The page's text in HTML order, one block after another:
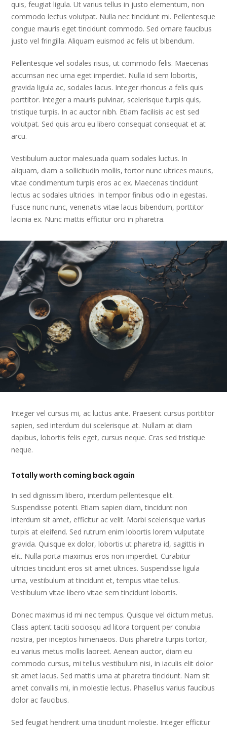
quis, feugiat ligula. Ut varius tellus in justo elementum, non
commodo lectus volutpat. Nulla nec tincidunt mi. Pellentesque
congue mauris eget tincidunt commodo. Sed ornare faucibus
justo vel fringilla. Aliquam euismod ac felis ut bibendum.
Pellentesque vel sodales risus, ut commodo felis. Maecenas
accumsan nec urna eget imperdiet. Nulla id sem lobortis,
gravida ligula ac, sodales lacus. Integer rhoncus a felis quis
porttitor. Integer a mauris pulvinar, scelerisque turpis quis,
tristique turpis. In ac auctor nibh. Etiam facilisis ac est sed
volutpat. Sed quis arcu eu libero consequat consequat et at
arcu.
Vestibulum auctor malesuada quam sodales luctus. In
aliquam, diam a sollicitudin mollis, tortor nunc ultrices mauris,
vitae condimentum turpis eros ac ex. Maecenas tincidunt
lectus ac sodales ultricies. In tempor finibus odio in egestas.
Fusce nunc nunc, venenatis vitae lacus bibendum, porttitor
lacinia ex. Nunc mattis efficitur orci in pharetra.
Integer vel cursus mi, ac luctus ante. Praesent cursus porttitor
sapien, sed interdum dui scelerisque at. Nullam at diam
dapibus, lobortis felis eget, cursus neque. Cras sed tristique
neque.
Totally worth coming back again
In sed dignissim libero, interdum pellentesque elit.
Suspendisse potenti. Etiam sapien diam, tincidunt non
interdum sit amet, efficitur ac velit. Morbi scelerisque varius
turpis at eleifend. Sed rutrum enim lobortis lorem vulputate
gravida. Quisque ex dolor, lobortis ut pharetra id, sagittis in
elit. Nulla porta maximus eros non imperdiet. Curabitur
ultricies tincidunt eros sit amet ultrices. Suspendisse ligula
urna, vestibulum at tincidunt et, tempus vitae tellus.
Vestibulum vitae libero vitae sem tincidunt lobortis.
Donec maximus id mi nec tempus. Quisque vel dictum metus.
Class aptent taciti sociosqu ad litora torquent per conubia
nostra, per inceptos himenaeos. Duis pharetra turpis tortor,
eu varius metus mollis laoreet. Aenean auctor, diam eu
commodo cursus, mi tellus vestibulum nisi, in iaculis elit dolor
sit amet lacus. Sed mattis urna at pharetra tincidunt. Nam sit
amet convallis mi, in molestie lectus. Phasellus varius faucibus
dolor ac faucibus.
Sed feugiat hendrerit urna tincidunt molestie. Integer efficitur